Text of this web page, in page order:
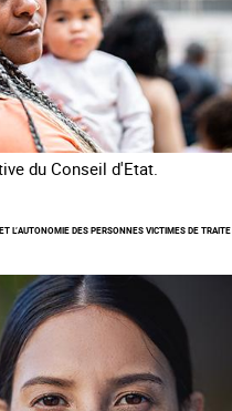
du Conseil d'Etat.
L’AUTONOMIE DES PERSONNES VICTIMES DE TRAITE